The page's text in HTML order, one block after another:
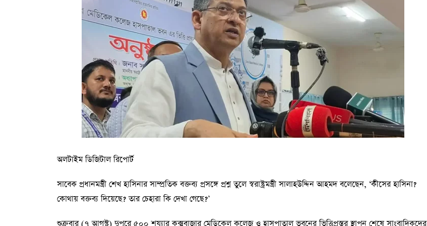
অলটাইম ডিজিটাল রিপোর্ট
সাবেক প্রধানমন্ত্রী শেখ হাসিনার সাম্প্রতিক বক্তব্য প্রসঙ্গে প্রশ্ন তুলে স্বরাষ্ট্রমন্ত্রী সালাহউদ্দিন আহমদ বলেছেন, ‘কীসের হাসিনা?
কোথায় বক্তব্য দিয়েছে? তার চেহারা কি দেখা গেছে?’